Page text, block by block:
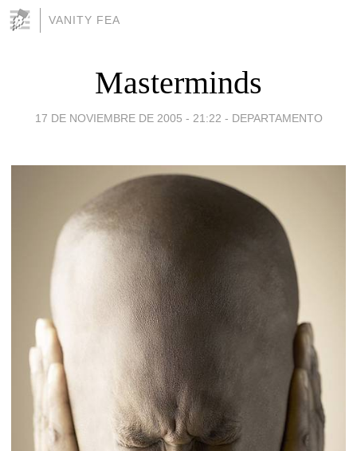
VANITY FEA
Masterminds
17 DE NOVIEMBRE DE 2005 - 21:22 - DEPARTAMENTO